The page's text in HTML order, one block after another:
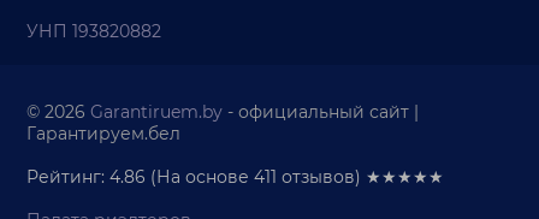
УНП 193820882
© 2026Garantiruem.by - официальный сайт |
Гарантируем.бел
Рейтинг: 4.86 (На основе411 отзывов) ★★★★★